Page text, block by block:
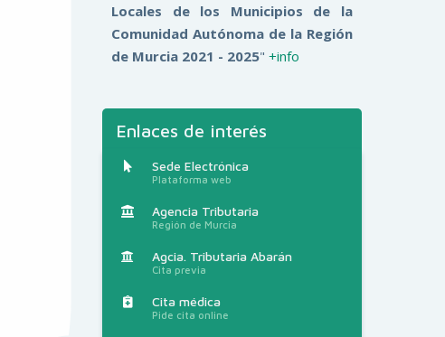
Locales de los Municipios de la
Comunidad Autónoma de la Región
de Murcia 2021 - 2025" +info
Enlaces de interés
Sede Electrónica
Plataforma web
Agencia Tributaria
Región de Murcia
Agcia. Tributaria Abarán
Cita previa
Cita médica
Pide cita online